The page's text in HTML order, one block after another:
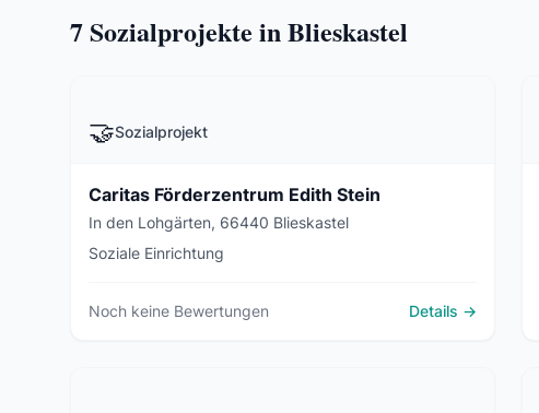
7Sozialprojekte in Blieskastel
🤝Sozialprojekt
Caritas Förderzentrum Edith Stein
In den Lohgärten, 66440 Blieskastel
Soziale Einrichtung
Noch keine Bewertungen Details →